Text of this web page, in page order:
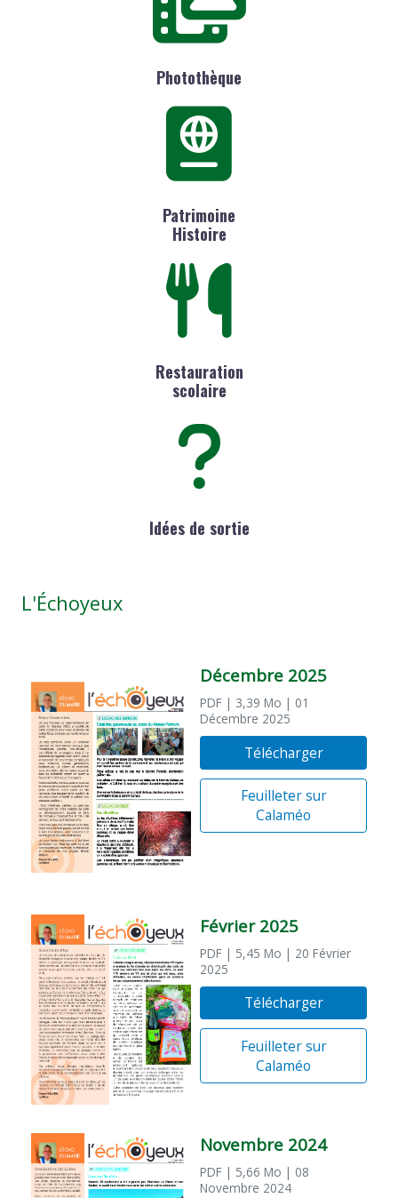
Photothèque
Patrimoine
Histoire
Restauration
scolaire
Idées de sortie
L'Échoyeux
Décembre 2025
PDF | 3,39 Mo | 01
Décembre 2025
Télécharger
Feuilleter sur
Calaméo
Février 2025
PDF | 5,45 Mo | 20 Février
2025
Télécharger
Feuilleter sur
Calaméo
Novembre 2024
PDF | 5,66 Mo | 08
Novembre 2024